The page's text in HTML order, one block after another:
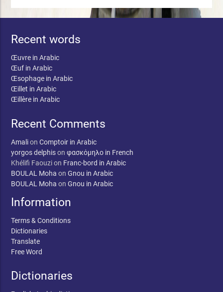
Recent words
Œuvre in Arabic
Œuf in Arabic
Œsophage in Arabic
Œillet in Arabic
Œillère in Arabic
Recent Comments
AmalionComptoir in Arabic
yorgos delphisonφασκόμηλο in French
Khélifi Faouzion Franc-bord in Arabic
BOULAL Moha onGnou in Arabic
BOULAL Moha onGnou in Arabic
Information
Terms & Conditions
Dictionaries
Translate
Free Word
Dictionaries